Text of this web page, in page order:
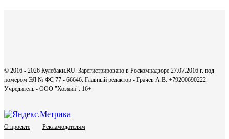
© 2016 - 2026 Кулебаки.RU. Зарегистрировано в Роскомнадзоре 27.07.2016 г. под
номером ЭЛ № ФС 77 - 66646. Главный редактор - Грачев А.В. +79200690222.
Учредитель - ООО "Хозяин". 16+
О проекте Рекламодателям